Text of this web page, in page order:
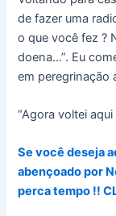
de fazer uma
o que você fez ?
doena…”. Eu
em peregrinação
“Agora voltei
Se você deseja
abençoado por
perca tempo !!